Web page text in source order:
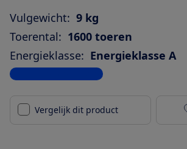
Vulgewicht: 9 kg
Toerental: 1600 toeren
Energieklasse: Energieklasse A
Bekijk alle specificaties
Vergelijk dit product